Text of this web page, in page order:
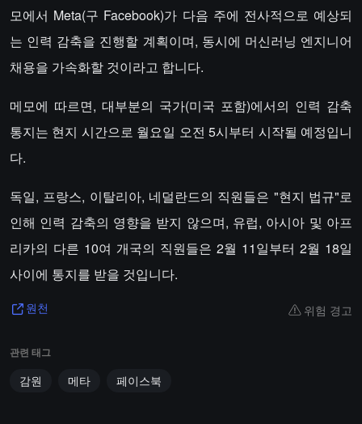
모에서 Meta(구 Facebook)가 다음 주에 전사적으로 예상되
는 인력 감축을 진행할 계획이며, 동시에 머신러닝 엔지니어
채용을 가속화할 것이라고 합니다.
메모에 따르면, 대부분의 국가(미국 포함)에서의 인력 감축
통지는 현지 시간으로 월요일 오전 5시부터 시작될 예정입니
다.
독일, 프랑스, 이탈리아, 네덜란드의 직원들은 "현지 법규"로
인해 인력 감축의 영향을 받지 않으며, 유럽, 아시아 및 아프
리카의 다른 10여 개국의 직원들은 2월 11일부터 2월 18일
사이에 통지를 받을 것입니다.
원천 위험 경고
관련 태그
감원 메타 페이스북